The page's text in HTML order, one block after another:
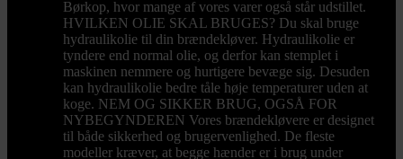
Børkop, hvor mange af vores varer også står udstillet.
HVILKEN OLIE SKAL BRUGES? Du skal bruge
hydraulikolie til din brændekløver. Hydraulikolie er
tyndere end normal olie, og derfor kan stemplet i
maskinen nemmere og hurtigere bevæge sig. Desuden
kan hydraulikolie bedre tåle høje temperaturer uden at
koge. NEM OG SIKKER BRUG, OGSÅ FOR
NYBEGYNDEREN Vores brændekløvere er designet
til både sikkerhed og brugervenlighed. De fleste
modeller kræver, at begge hænder er i brug under